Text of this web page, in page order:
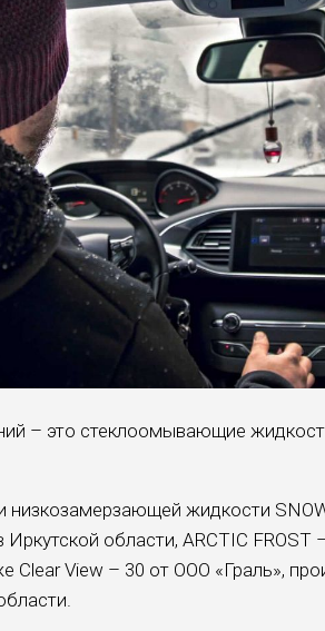
– это стеклоомывающие
низкозамерзающей жидкости
области, ARCTIC FROST
Clear View – 30 от ООО «Граль»,